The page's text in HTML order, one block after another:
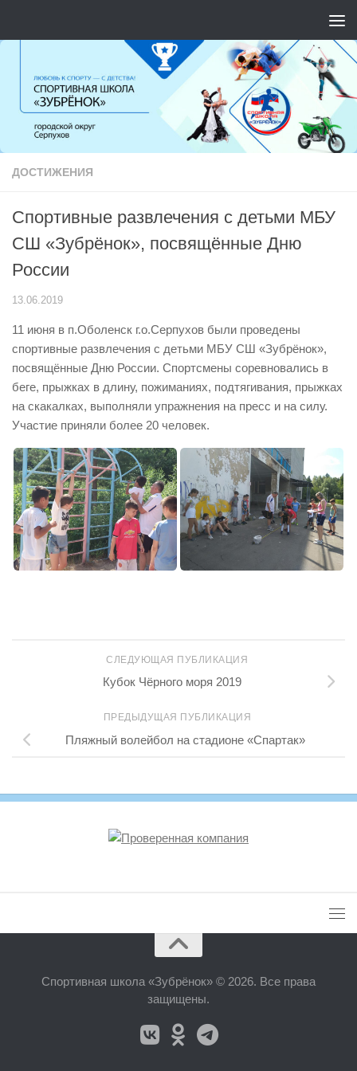
ДОСТИЖЕНИЯ
Спортивные развлечения с детьми МБУ
СШ «Зубрёнок», посвящённые Дню
России
13.06.2019
11 июня в п.Оболенск г.о.Серпухов были проведены
спортивные развлечения с детьми МБУ СШ «Зубрёнок»,
посвящённые Дню России. Спортсмены соревновались в
беге, прыжках в длину, пожиманиях, подтягивания, прыжках
на скакалках, выполняли упражнения на пресс и на силу.
Участие приняли более 20 человек.
СЛЕДУЮЩАЯ ПУБЛИКАЦИЯ
Кубок Чёрного моря 2019
ПРЕДЫДУЩАЯ ПУБЛИКАЦИЯ
Пляжный волейбол на стадионе «Спартак»
Спортивная школа «Зубрёнок» © 2026. Все права
защищены.